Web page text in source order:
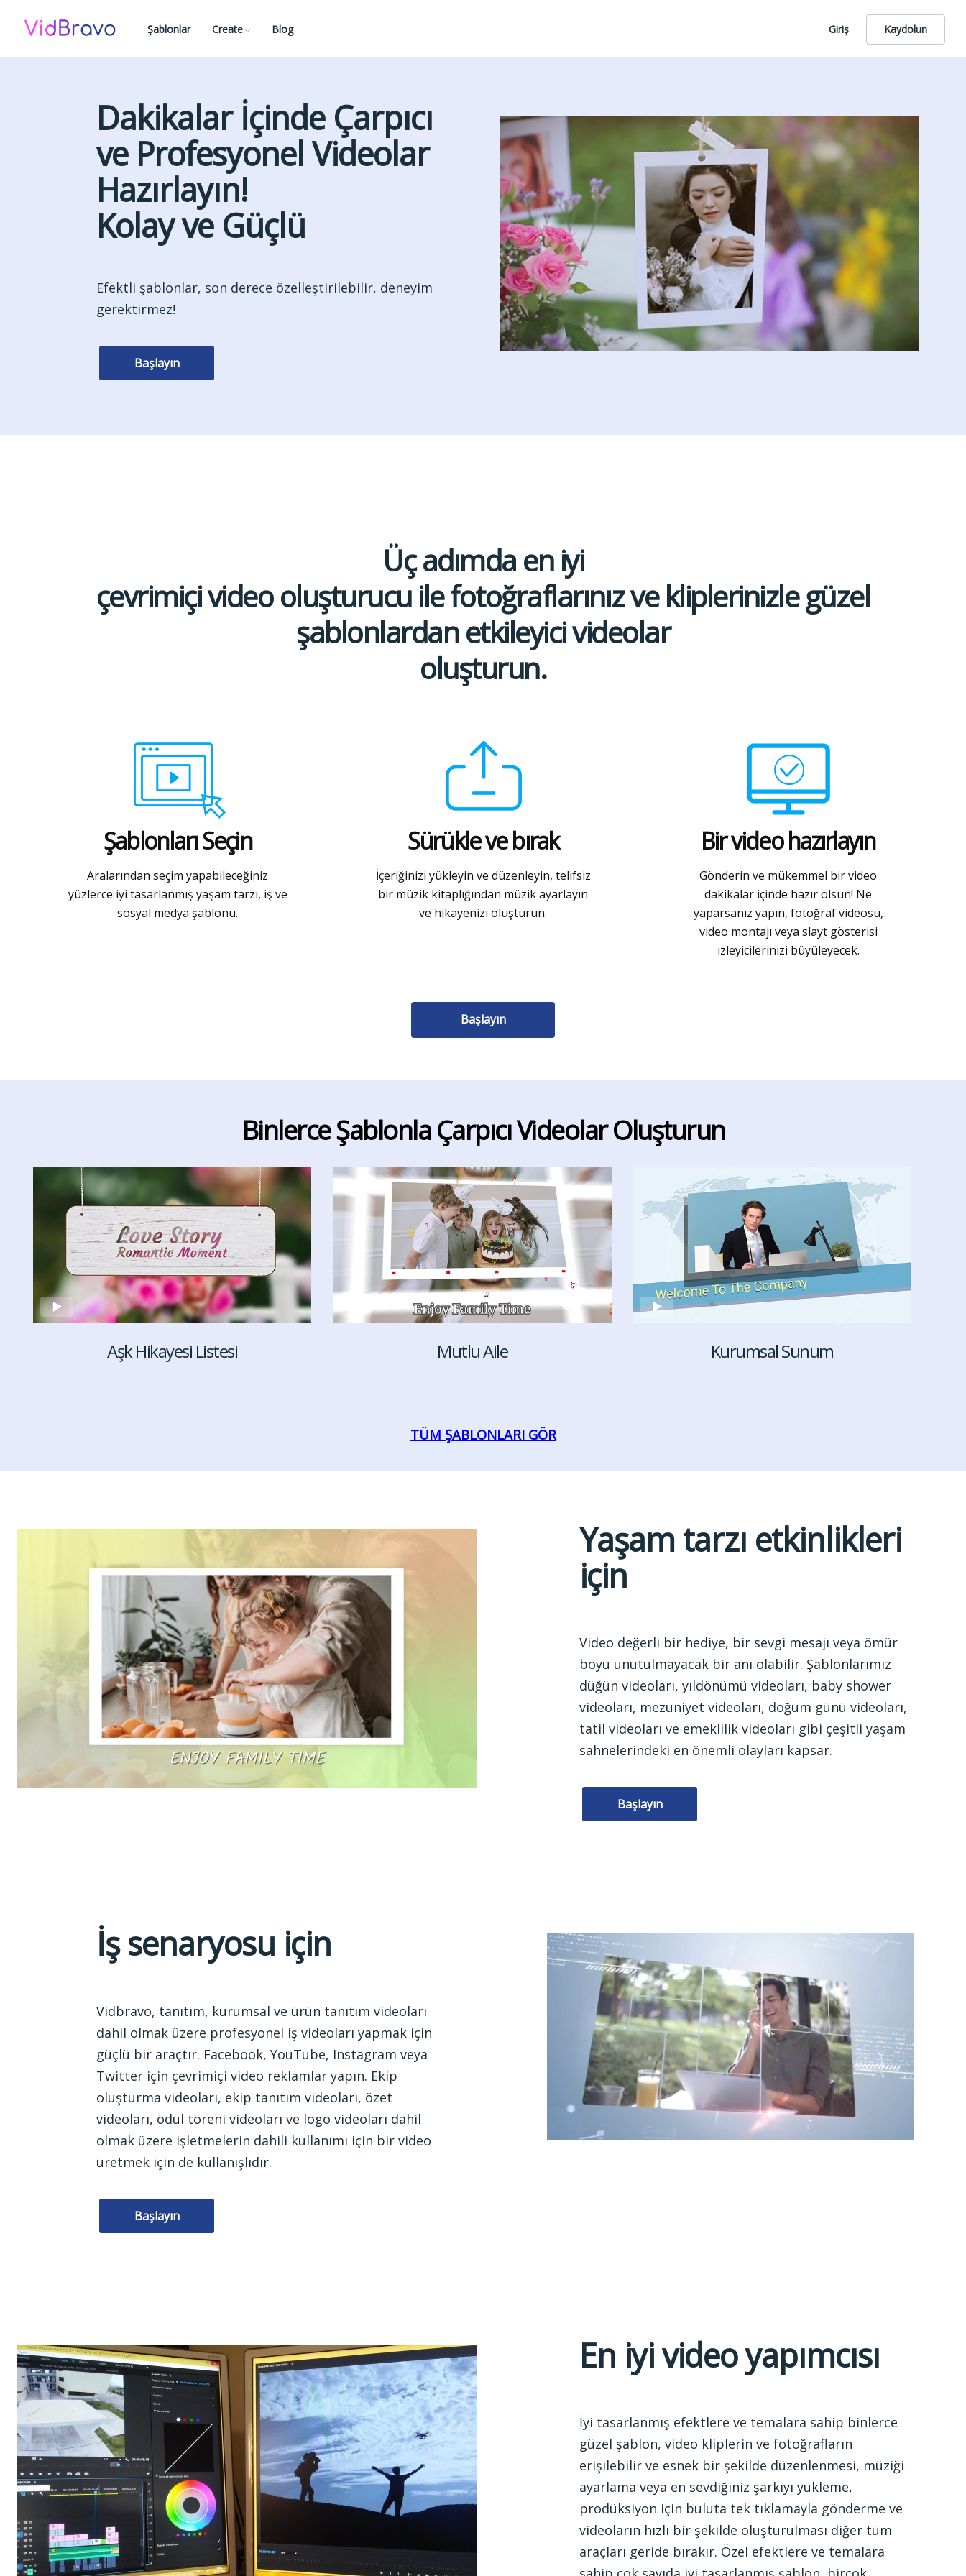
Şablonlar Create Blog Giriş Kaydolun
Dakikalar İçinde Çarpıcı
ve Profesyonel Videolar
Hazırlayın!
Kolay ve Güçlü
Efektli şablonlar, son derece özelleştirilebilir, deneyim
gerektirmez!
Başlayın
Üç adımda en iyi
çevrimiçi video oluşturucu ile fotoğraflarınız ve kliplerinizle güzel
şablonlardan etkileyici videolar
oluşturun.
Şablonları Seçin
Aralarından seçim yapabileceğiniz
yüzlerce iyi tasarlanmış yaşam tarzı, iş ve
sosyal medya şablonu.
Sürükle ve bırak
İçeriğinizi yükleyin ve düzenleyin, telifsiz
bir müzik kitaplığından müzik ayarlayın
ve hikayenizi oluşturun.
Bir video hazırlayın
Gönderin ve mükemmel bir video
dakikalar içinde hazır olsun! Ne
yaparsanız yapın, fotoğraf videosu,
video montajı veya slayt gösterisi
izleyicilerinizi büyüleyecek.
Başlayın
Binlerce Şablonla Çarpıcı Videolar Oluşturun
Aşk Hikayesi Listesi Mutlu Aile Kurumsal Sunum
TÜM ŞABLONLARI GÖR
Yaşam tarzı etkinlikleri
için
Video değerli bir hediye, bir sevgi mesajı veya ömür
boyu unutulmayacak bir anı olabilir. Şablonlarımız
düğün videoları, yıldönümü videoları, baby shower
videoları, mezuniyet videoları, doğum günü videoları,
tatil videoları ve emeklilik videoları gibi çeşitli yaşam
sahnelerindeki en önemli olayları kapsar.
Başlayın
İş senaryosu için
Vidbravo, tanıtım, kurumsal ve ürün tanıtım videoları
dahil olmak üzere profesyonel iş videoları yapmak için
güçlü bir araçtır. Facebook, YouTube, Instagram veya
Twitter için çevrimiçi video reklamlar yapın. Ekip
oluşturma videoları, ekip tanıtım videoları, özet
videoları, ödül töreni videoları ve logo videoları dahil
olmak üzere işletmelerin dahili kullanımı için bir video
üretmek için de kullanışlıdır.
Başlayın
En iyi video yapımcısı
İyi tasarlanmış efektlere ve temalara sahip binlerce
güzel şablon, video kliplerin ve fotoğrafların
erişilebilir ve esnek bir şekilde düzenlenmesi, müziği
ayarlama veya en sevdiğiniz şarkıyı yükleme,
prodüksiyon için buluta tek tıklamayla gönderme ve
videoların hızlı bir şekilde oluşturulması diğer tüm
araçları geride bırakır. Özel efektlere ve temalara